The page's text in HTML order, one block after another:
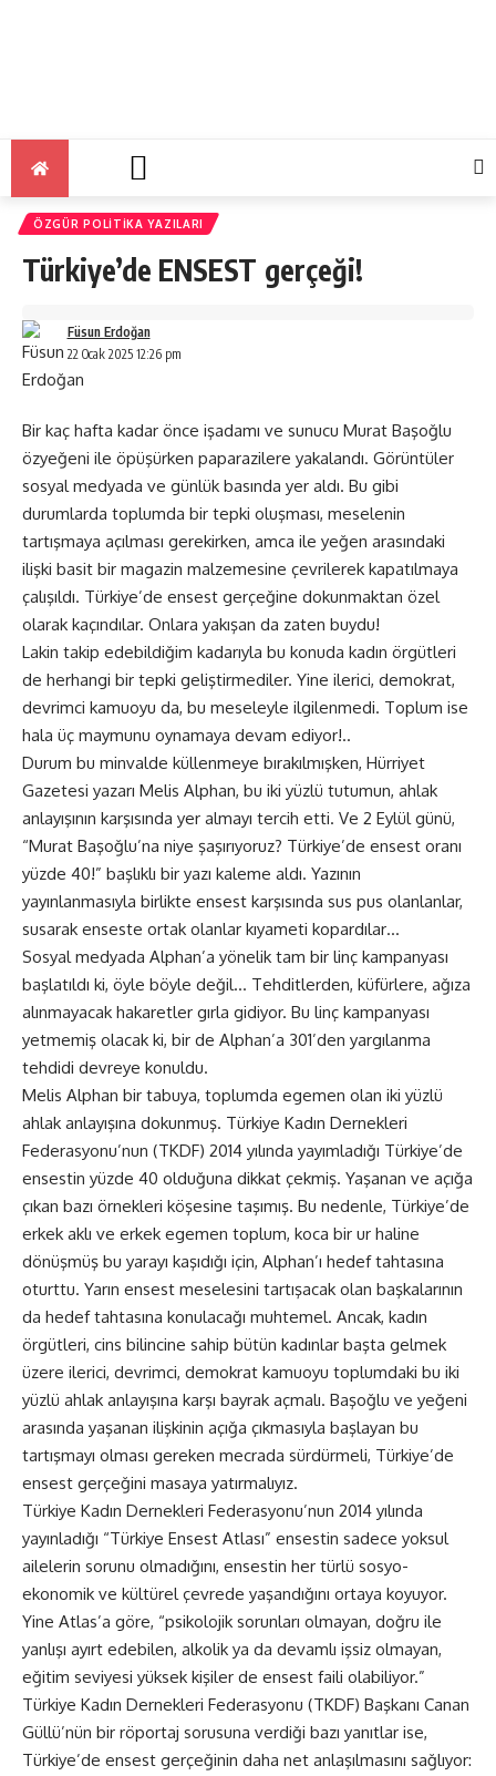
ÖZGÜR POLITIKA YAZILARI
Türkiye’de ENSEST gerçeği!
22 Ocak 2025 12:26 pm
Füsun Erdoğan
Bir kaç hafta kadar önce işadamı ve sunucu Murat Başoğlu
özyeğeni ile öpüşürken paparazilere yakalandı. Görüntüler
sosyal medyada ve günlük basında yer aldı. Bu gibi
durumlarda toplumda bir tepki oluşması, meselenin
tartışmaya açılması gerekirken, amca ile yeğen arasındaki
ilişki basit bir magazin malzemesine çevrilerek kapatılmaya
çalışıldı. Türkiye’de ensest gerçeğine dokunmaktan özel
olarak kaçındılar. Onlara yakışan da zaten buydu!
Lakin takip edebildiğim kadarıyla bu konuda kadın örgütleri
de herhangi bir tepki geliştirmediler. Yine ilerici, demokrat,
devrimci kamuoyu da, bu meseleyle ilgilenmedi. Toplum ise
hala üç maymunu oynamaya devam ediyor!..
Durum bu minvalde küllenmeye bırakılmışken, Hürriyet
Gazetesi yazarı Melis Alphan, bu iki yüzlü tutumun, ahlak
anlayışının karşısında yer almayı tercih etti. Ve 2 Eylül günü,
“Murat Başoğlu’na niye şaşırıyoruz? Türkiye’de ensest oranı
yüzde 40!” başlıklı bir yazı kaleme aldı. Yazının
yayınlanmasıyla birlikte ensest karşısında sus pus olanlanlar,
susarak enseste ortak olanlar kıyameti kopardılar…
Sosyal medyada Alphan’a yönelik tam bir linç kampanyası
başlatıldı ki, öyle böyle değil… Tehditlerden, küfürlere, ağıza
alınmayacak hakaretler gırla gidiyor. Bu linç kampanyası
yetmemiş olacak ki, bir de Alphan’a 301’den yargılanma
tehdidi devreye konuldu.
Melis Alphan bir tabuya, toplumda egemen olan iki yüzlü
ahlak anlayışına dokunmuş. Türkiye Kadın Dernekleri
Federasyonu’nun (TKDF) 2014 yılında yayımladığı Türkiye’de
ensestin yüzde 40 olduğuna dikkat çekmiş. Yaşanan ve açığa
çıkan bazı örnekleri köşesine taşımış. Bu nedenle, Türkiye’de
erkek aklı ve erkek egemen toplum, koca bir ur haline
dönüşmüş bu yarayı kaşıdığı için, Alphan’ı hedef tahtasına
oturttu. Yarın ensest meselesini tartışacak olan başkalarının
da hedef tahtasına konulacağı muhtemel. Ancak, kadın
örgütleri, cins bilincine sahip bütün kadınlar başta gelmek
üzere ilerici, devrimci, demokrat kamuoyu toplumdaki bu iki
yüzlü ahlak anlayışına karşı bayrak açmalı. Başoğlu ve yeğeni
arasında yaşanan ilişkinin açığa çıkmasıyla başlayan bu
tartışmayı olması gereken mecrada sürdürmeli, Türkiye’de
ensest gerçeğini masaya yatırmalıyız.
Türkiye Kadın Dernekleri Federasyonu’nun 2014 yılında
yayınladığı “Türkiye Ensest Atlası” ensestin sadece yoksul
ailelerin sorunu olmadığını, ensestin her türlü sosyo-
ekonomik ve kültürel çevrede yaşandığını ortaya koyuyor.
Yine Atlas’a göre, “psikolojik sorunları olmayan, doğru ile
yanlışı ayırt edebilen, alkolik ya da devamlı işsiz olmayan,
eğitim seviyesi yüksek kişiler de ensest faili olabiliyor.”
Türkiye Kadın Dernekleri Federasyonu (TKDF) Başkanı Canan
Güllü’nün bir röportaj sorusuna verdiği bazı yanıtlar ise,
Türkiye’de ensest gerçeğinin daha net anlaşılmasını sağlıyor: